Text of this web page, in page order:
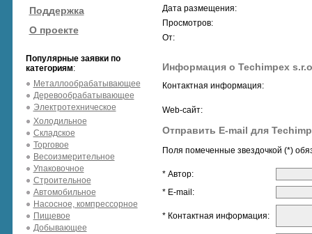
Поддержка
О проекте
Популярные заявки по
категориям:
Металлообрабатывающее
Деревообрабатывающее
Электротехническое
Холодильное
Складское
Торговое
Весоизмерительное
Упаковочное
Строительное
Автомобильное
Насосное, компрессорное
Пищевое
Добывающее
Дата размещения:
Просмотров:
От:
Информация о Techimpex
Контактная информация:
Web-сайт:
Отправить E-mail для
Поля помеченные звездочкой (*)
* Автор:
* E-mail:
* Контактная информация: